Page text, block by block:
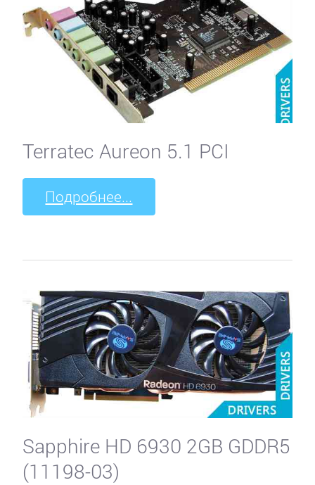
Terratec Aureon 5.1 PCI
Подробнее...
Sapphire HD 6930 2GB GDDR5
(11198-03)